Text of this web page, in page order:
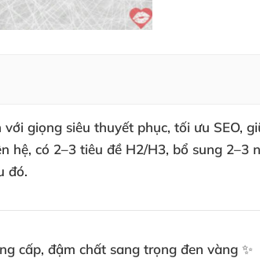
giọng siêu thuyết phục, tối ưu SEO,
hệ, có 2–3 tiêu đề H2/H3, bổ sung
đó.
cấp, đậm chất sang trọng đen vàng ✨